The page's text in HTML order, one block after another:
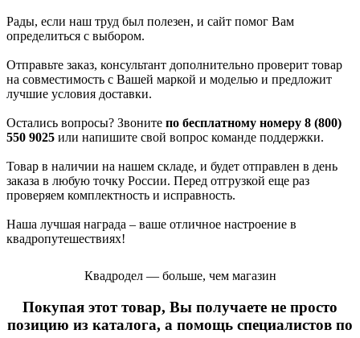
Рады, если наш труд был полезен, и сайт помог Вам
определиться с выбором.
Отправьте заказ, консультант дополнительно проверит товар
на совместимость с Вашей маркой и моделью и предложит
лучшие условия доставки.
Остались вопросы? Звоните по бесплатному номеру 8 (800)
550 9025 или напишите свой вопрос команде поддержки.
Товар в наличии на нашем складе, и будет отправлен в день
заказа в любую точку России. Перед отгрузкой еще раз
проверяем комплектность и исправность.
Наша лучшая награда – ваше отличное настроение в
квадропутешествиях!
Квадродел — больше, чем магазин
Покупая этот товар, Вы получаете не просто
позицию из каталога, а помощь специалистов по